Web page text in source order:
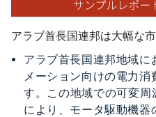
アラブ首長国連邦は大幅な
アラブ首長国連邦地域に
メーション向けの電力消
す。この地域での可変周
により、モータ駆動機器